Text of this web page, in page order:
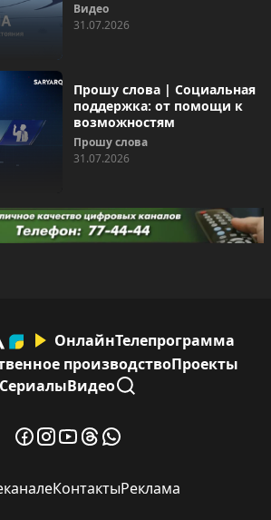
Видео
31.07.2026
Прошу слова | Социальная
поддержка: от помощи к
возможностям
Прошу слова
31.07.2026
ОнлайнТелепрограмма
производствоПроекты
СериалыВидео
КонтактыРеклама